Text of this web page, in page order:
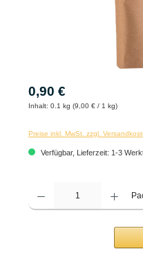
0,90 €
Inhalt: 0.1 kg (9,00 € / 1 kg)
Preise inkl. MwSt. zzgl.
Verfügbar, Lieferzeit: 1-3
Produkt Anzahl: Gib den